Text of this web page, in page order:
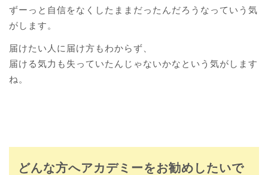
ずーっと自信をなくしたままだったんだろうなっていう気
がします。
届けたい人に届け方もわからず、
届ける気力も失っていたんじゃないかなという気がします
ね。
どんな方へアカデミーをお勧めしたいで